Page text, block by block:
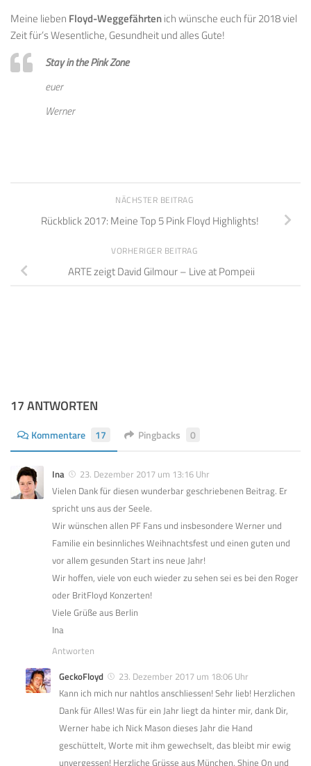
Meine lieben Floyd-Weggefährtenich wünsche euch für 2018 viel
Zeit für’s Wesentliche, Gesundheit und alles Gute!
Stay in the Pink Zone
euer
Werner
NÄCHSTER BEITRAG
Rückblick 2017: Meine Top 5 Pink Floyd Highlights!
VORHERIGER BEITRAG
ARTE zeigt David Gilmour – Live at Pompeii
17 ANTWORTEN
Kommentare 17 Pingbacks 0
Ina
23. Dezember 2017 um 13:16 Uhr
Vielen Dank für diesen wunderbar geschriebenen Beitrag. Er
spricht uns aus der Seele.
Wir wünschen allen PF Fans und insbesondere Werner und
Familie ein besinnliches Weihnachtsfest und einen guten und
vor allem gesunden Start ins neue Jahr!
Wir hoffen, viele von euch wieder zu sehen sei es bei den Roger
oder BritFloyd Konzerten!
Viele Grüße aus Berlin
Ina
Antworten
GeckoFloyd
23. Dezember 2017 um 18:06 Uhr
Kann ich mich nur nahtlos anschliessen! Sehr lieb! Herzlichen
Dank für Alles! Was für ein Jahr liegt da hinter mir, dank Dir,
Werner habe ich Nick Mason dieses Jahr die Hand
geschüttelt, Worte mit ihm gewechselt, das bleibt mir ewig
unvergessen! Herzliche Grüsse aus München, Shine On und